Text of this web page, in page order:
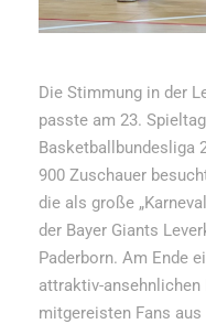
Die Stimmung in der
passte am 23.
Basketballbundesliga
900 Zuschauer
die als große
der Bayer Giants
Paderborn. Am Ende
attraktiv-
mitgereisten Fans